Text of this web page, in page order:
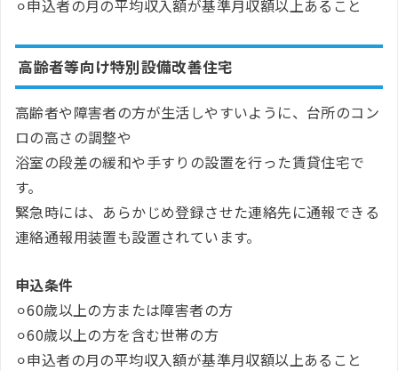
⚪︎申込者の月の平均収入額が基準月収額以上あること
高齢者等向け特別設備改善住宅
高齢者や障害者の方が生活しやすいように、台所のコン
ロの高さの調整や
浴室の段差の緩和や手すりの設置を行った賃貸住宅で
す。
緊急時には、あらかじめ登録させた連絡先に通報できる
連絡通報用装置も設置されています。
申込条件
⚪︎60歳以上の方または障害者の方
⚪︎60歳以上の方を含む世帯の方
⚪︎申込者の月の平均収入額が基準月収額以上あること